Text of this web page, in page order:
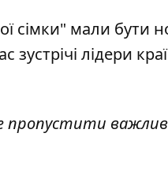
сімки" мали бути
зустрічі лідери
пропустити